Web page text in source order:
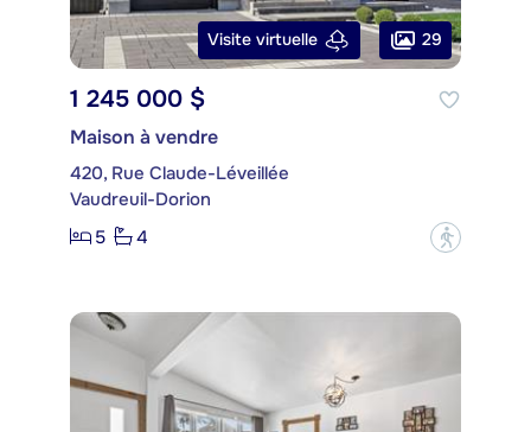
Visite virtuelle 29
1 245 000 $
Maison à vendre
420, Rue Claude-Léveillée
Vaudreuil-Dorion
5
4 ?